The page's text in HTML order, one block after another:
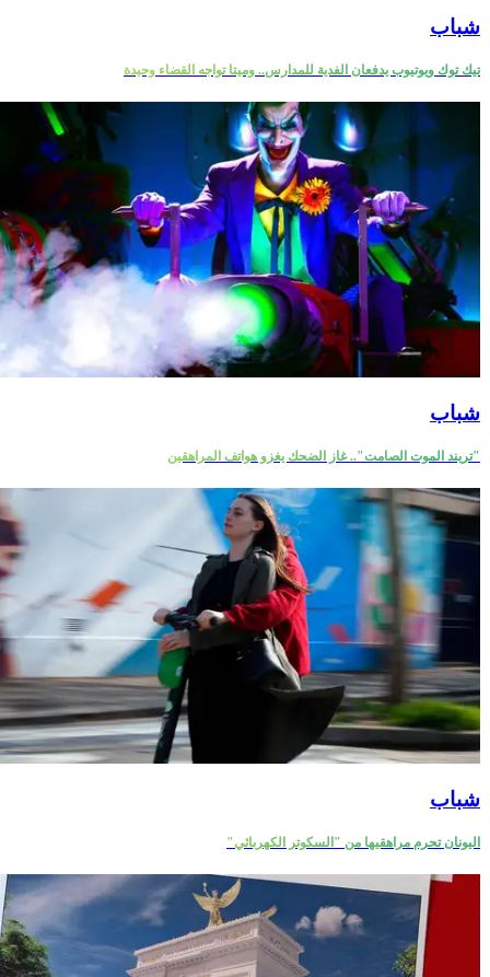
شباب
تيك توك ويوتيوب يدفعان الفدية للمدارس.. وميتا تواجه القضاء وحيدة
شباب
"تريند الموت الصامت".. غاز الضحك يغزو هواتف المراهقين
شباب
اليونان تحرم مراهقيها من "السكوتر الكهربائي"